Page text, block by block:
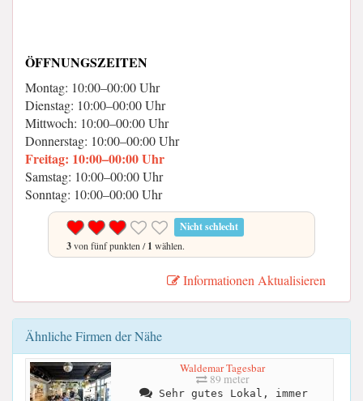
ÖFFNUNGSZEITEN
Montag: 10:00–00:00 Uhr
Dienstag: 10:00–00:00 Uhr
Mittwoch: 10:00–00:00 Uhr
Donnerstag: 10:00–00:00 Uhr
Freitag: 10:00–00:00 Uhr
Samstag: 10:00–00:00 Uhr
Sonntag: 10:00–00:00 Uhr
Nicht schlecht
3von fünf punkten /1 wählen.
Informationen Aktualisieren
Ähnliche Firmen der Nähe
Waldemar Tagesbar
89 meter
Sehr gutes Lokal, immer